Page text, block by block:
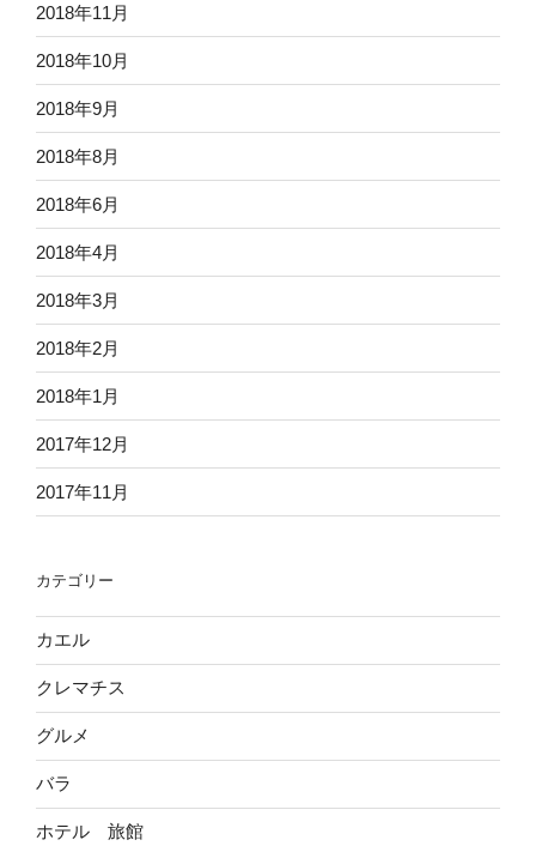
2018年11月
2018年10月
2018年9月
2018年8月
2018年6月
2018年4月
2018年3月
2018年2月
2018年1月
2017年12月
2017年11月
カテゴリー
カエル
クレマチス
グルメ
バラ
ホテル 旅館